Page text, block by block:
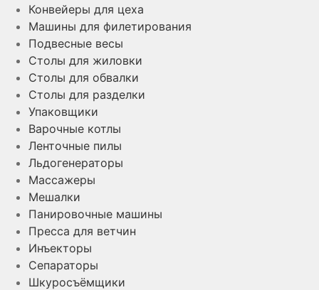
Конвейеры для цеха
Машины для филетирования
Подвесные весы
Столы для жиловки
Столы для обвалки
Столы для разделки
Упаковщики
Варочные котлы
Ленточные пилы
Льдогенераторы
Массажеры
Мешалки
Панировочные машины
Пресса для ветчин
Инъекторы
Сепараторы
Шкуросъёмщики